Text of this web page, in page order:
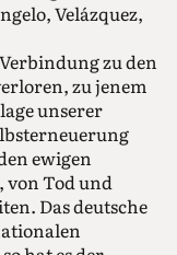
Velázquez,
zu den
zu jenem
unserer
ewigen
von Tod und
Das deutsche